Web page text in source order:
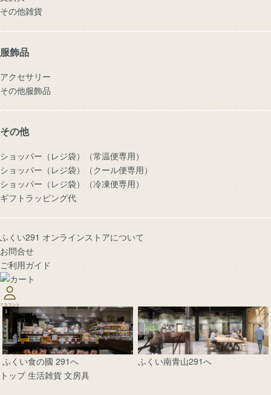
その他雑貨
服飾品
アクセサリー
その他服飾品
その他
ショッパー（レジ袋）（常温便専用）
ショッパー（レジ袋）（クール便専用）
ショッパー（レジ袋）（冷凍便専用）
ギフトラッピング代
ふくい291 オンラインストアについて
お問合せ
ご利用ガイド
ふくい食の國 291へ
ふくい南青山291へ
トップ 生活雑貨 文房具